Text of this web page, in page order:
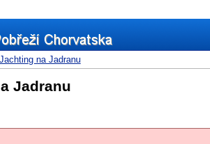
Jachting na Jadranu
Jadranu